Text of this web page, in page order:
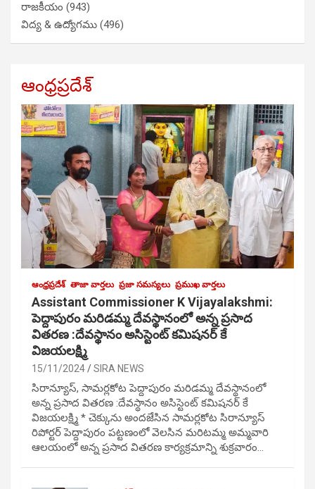
రాజకీయం (943)
విద్య & ఉద్యోగము (496)
ఆంధ్రప్రదేశ్
ఆంధ్రప్రదేశ్ తాజా వార్తలు ప్రజా సమస్యలు ప్రముఖ వార్తలు
Assistant Commissioner K Vijayalakshmi:
పెద్దాపురం మరిడమ్మ దేవస్థానంలో అన్న ప్రసాద
వితరణ :దేవస్థానం అసిస్టెంట్ కమిషనర్ కే
విజయలక్ష్మి
15/11/2024 SIRA NEWS
సిరాన్యూస్, సామర్లకోట పెద్దాపురం మరిడమ్మ దేవస్థానంలో
అన్న ప్రసాద వితరణ :దేవస్థానం అసిస్టెంట్ కమిషనర్ కే
విజయలక్ష్మి * చెక్కును అందజేసిన సామర్లకోట సిరాన్యూస్
రిపోర్టర్ పెద్దాపురం పట్టణంలో వెలసిన మరిటమ్మ అమ్మవారి
ఆలయంలో అన్న ప్రసాద వితరణ కార్యక్రమాన్ని శుక్రవారం…